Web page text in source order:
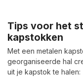
Tips voor het
kapstokken
Met een metalen
georganiseerde hal
uit je kapstok te halen: